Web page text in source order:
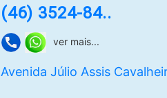
(46) 3524-84..
ver mais...
Avenida Júlio Assis